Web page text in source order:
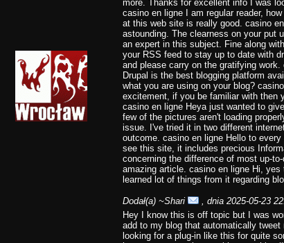
more. Thanks for excellent info I was
casino en ligne I am regular reader,
at this web site is really good. casino
astounding. The clearness on your put
an expert in this subject. Fine along
your RSS feed to stay up to date with
and please carry on the gratifying
Drupal is the best blogging platform
what you are using on your blog?
excitement, if you be familiar with then
casino en ligne Heya just wanted to
few of the pictures aren't loading
issue. I've tried it in two different
outcome. casino en ligne Hello to
see this site, it includes precious
concerning the difference of most up-
amazing article. casino en ligne Hi,
learned lot of things from it regarding
Dodał(a) ~Shari
, dnia 2025-05-23
Hey I know this is off topic but I was
add to my blog that automatically
looking for a plug-in like this for quite